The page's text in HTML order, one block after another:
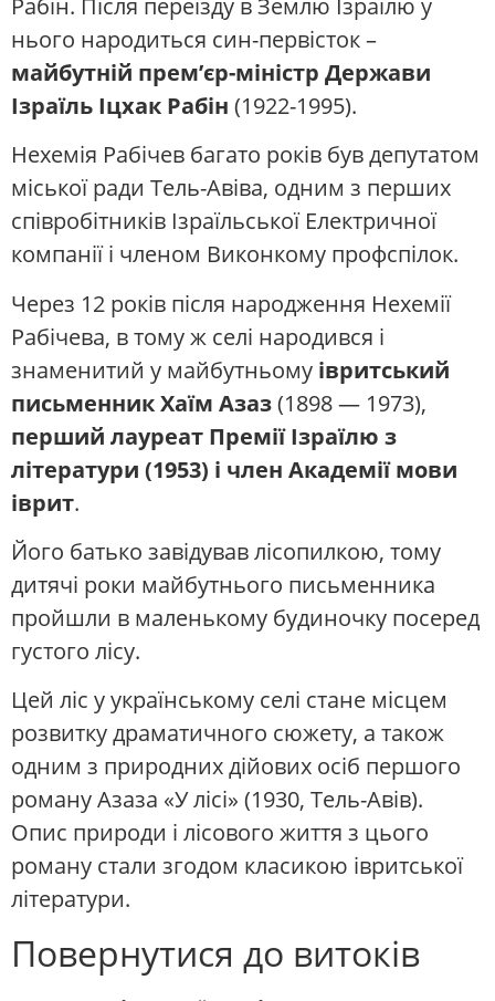
нього народиться син-первісток –
майбутній прем’єр-міністр Держави
Ізраїль Іцхак Рабін (1922-1995).
Нехемія Рабічев багато років був депутатом
міської ради Тель-Авіва, одним з перших
співробітників Ізраїльської Електричної
компанії і членом Виконкому профспілок.
Через 12 років після народження Нехемії
Рабічева, в тому ж селі народився і
знаменитий у майбутньому івритський
письменник Хаїм Азаз(1898 — 1973),
перший лауреат Премії Ізраїлю з
літератури (1953) і член Академії мови
іврит.
Його батько завідував лісопилкою, тому
дитячі роки майбутнього письменника
пройшли в маленькому будиночку посеред
густого лісу.
Цей ліс у українському селі стане місцем
розвитку драматичного сюжету, а також
одним з природних дійових осіб першого
роману Азаза «У лісі» (1930, Тель-Авів).
Опис природи і лісового життя з цього
роману стали згодом класикою івритської
літератури.
Повернутися до витоків